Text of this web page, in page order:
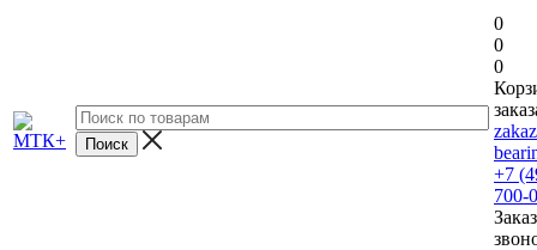
0
0
0
+7
700-